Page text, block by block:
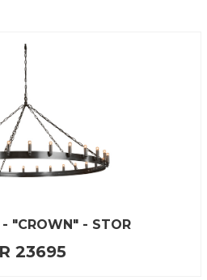
"CROWN" - STOR
23695